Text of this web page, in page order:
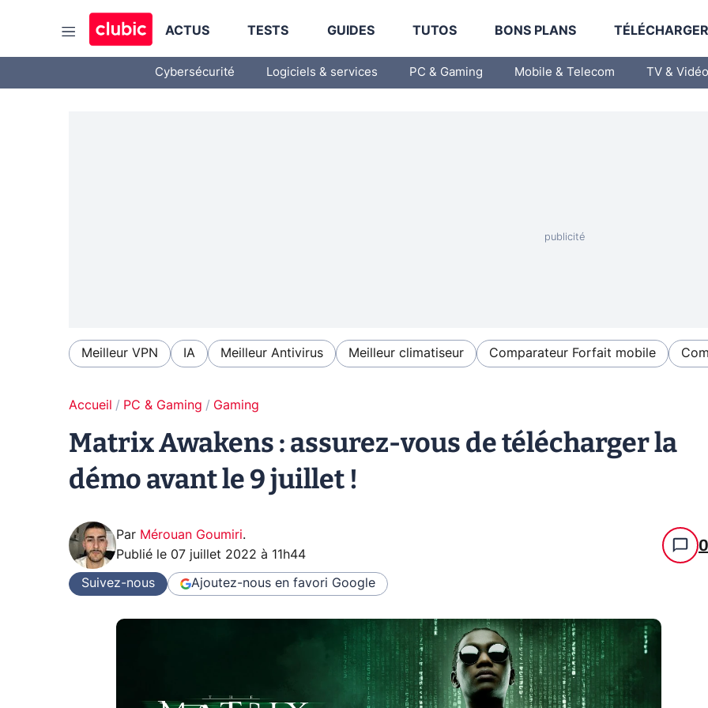
ACTUS TESTS GUIDES TUTOS BONS PLANS
Cybersécurité Logiciels & services PC & Gaming Mobile & Telecom TV & Vidéo
Meilleur VPN IA Meilleur Antivirus Meilleur climatiseur Comparateur Forfait mobile
Accueil PC & Gaming Gaming
Matrix Awakens : assurez-vous de télécharger la
démo avant le 9 juillet !
Par Mérouan Goumiri.
Publié le 07 juillet 2022 à 11h44 0
Suivez-nous Ajoutez-nous en favori Google